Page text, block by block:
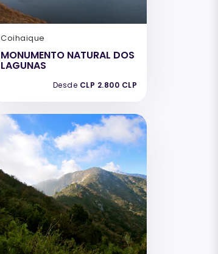
Coihaique
MONUMENTO NATURAL DOS
LAGUNAS
Desde CLP 2.800 CLP